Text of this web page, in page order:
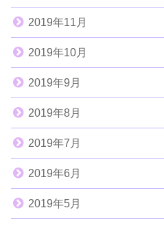
2019年11月
2019年10月
2019年9月
2019年8月
2019年7月
2019年6月
2019年5月